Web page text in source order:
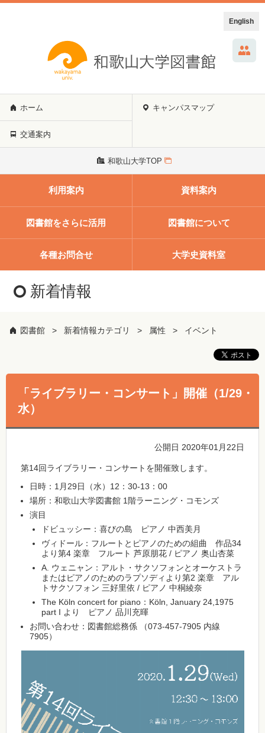
English
ホーム キャンパスマップ
交通案内
和歌山大学TOP
利用案内 資料案内
図書館をさらに活用 図書館について
各種お問合せ 大学史資料室
新着情報
図書館 新着情報カテゴリ 属性 イベント
「ライブラリー・コンサート」開催（1/29・
水）
公開日 2020年01月22日
第14回ライブラリー・コンサートを開催致します。
日時：1月29日（水）12：30-13：00
場所：和歌山大学図書館 1階ラーニング・コモンズ
演目
ドビュッシー：喜びの島 ピアノ 中西美月
ヴィドール：フルートとピアノのための組曲 作品34
より第4 楽章 フルート 芦原朋花 / ピアノ 奥山杏菜
A. ウェニャン：アルト・サクソフォンとオーケストラ
またはピアノのためのラプソディより第2 楽章 アル
トサクソフォン 三好里依 / ピアノ 中桐綾奈
The Köln concert for piano：Köln, January 24,1975
part I より ピアノ 品川充暉
お問い合わせ：図書館総務係 （073-457-7905 内線
7905）